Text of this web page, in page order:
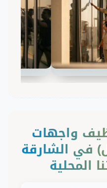
واجهات
في الشارقة
المحلية